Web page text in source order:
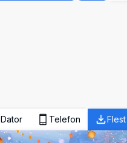
Dator Telefon